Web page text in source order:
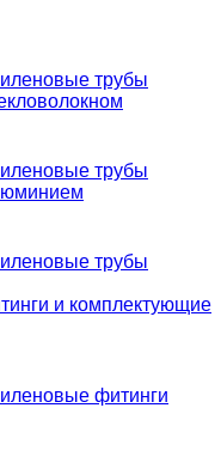
трубы
трубы
трубы
и комплектующие
фитинги